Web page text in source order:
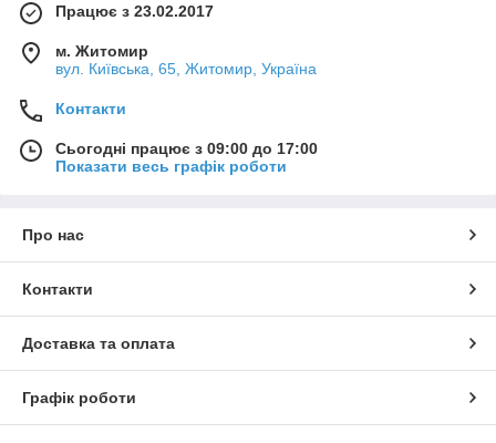
Працює з 23.02.2017
м. Житомир
вул. Київська, 65, Житомир, Україна
Контакти
Сьогодні працює з 09:00 до 17:00
Показати весь графік роботи
Про нас
Контакти
Доставка та оплата
Графік роботи